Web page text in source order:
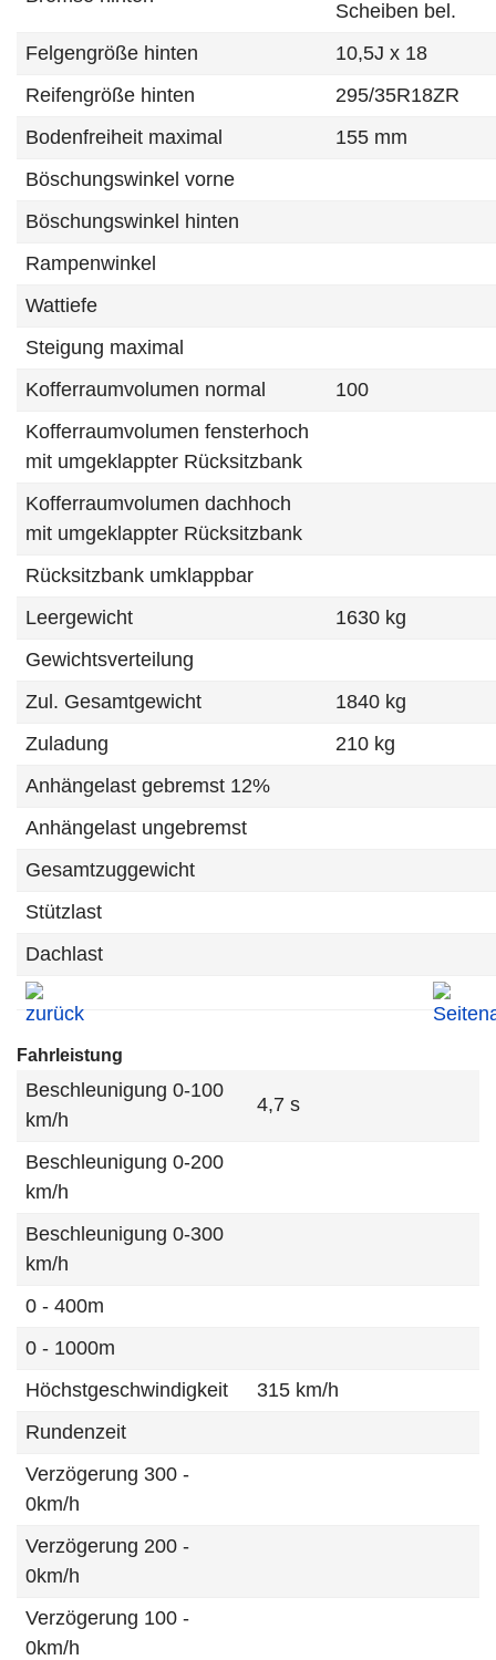
Scheiben bel.
Felgengröße hinten
10,5J x 18
Reifengröße hinten
295/35R18ZR
Bodenfreiheit maximal
155 mm
Böschungswinkel vorne
Böschungswinkel hinten
Rampenwinkel
Wattiefe
Steigung maximal
Kofferraumvolumen normal
100
Kofferraumvolumen fensterhoch
mit umgeklappter Rücksitzbank
Kofferraumvolumen dachhoch
mit umgeklappter Rücksitzbank
Rücksitzbank umklappbar
Leergewicht
1630 kg
Gewichtsverteilung
Zul. Gesamtgewicht
1840 kg
Zuladung
210 kg
Anhängelast gebremst 12%
Anhängelast ungebremst
Gesamtzuggewicht
Stützlast
Dachlast
Fahrleistung
Beschleunigung 0-100
km/h
4,7 s
Beschleunigung 0-200
km/h
Beschleunigung 0-300
km/h
0 - 400m
0 - 1000m
Höchstgeschwindigkeit
315 km/h
Rundenzeit
Verzögerung 300 -
0km/h
Verzögerung 200 -
0km/h
Verzögerung 100 -
0km/h